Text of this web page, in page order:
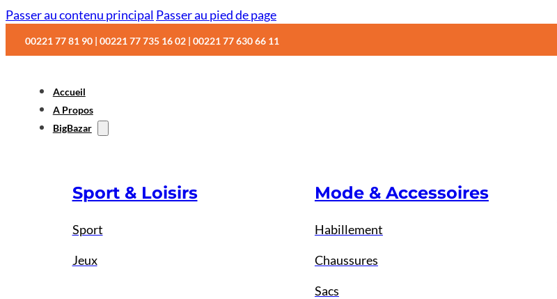
Passer au contenu principal Passer au pied de page
00221 77 81 90 | 00221 77 735 16 02 | 00221 77 630 66 11
Accueil
A Propos
BigBazar
Sport & Loisirs
Sport
Jeux
Mode & Accessoires
Habillement
Chaussures
Sacs